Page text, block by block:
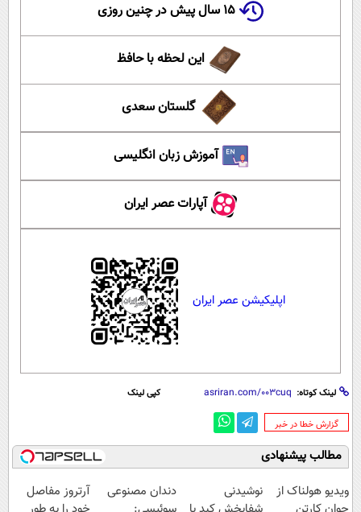
۱۵ سال پیش در چنین روزی
این لحظه با حافظ
گلستان سعدی
آموزش زبان انگلیسی
آپارات عصر ایران
اپلیکیشن عصر ایران
لینک کوتاه: کپی لینک
‌گزارش خطا در خبر
مطالب پیشنهادی
ویدیو هولناک از
نوشیدنی
دندان مصنوعی
آرتروز مفاصل